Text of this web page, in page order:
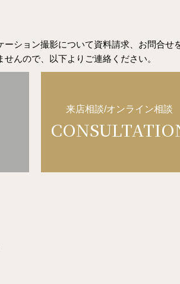
ーション撮影について資料請求、お問合せ
んので、以下よりご連絡ください。
来店相談/オンライン相談